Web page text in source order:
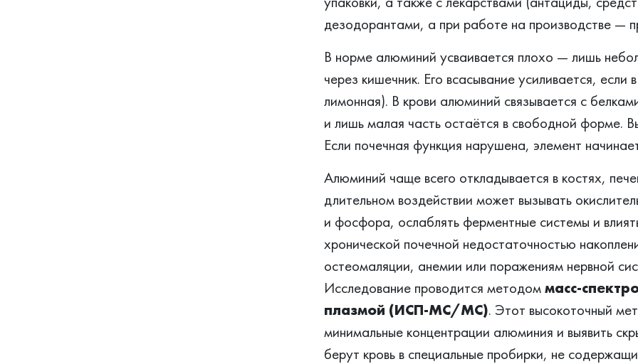
дезодорантами, а при работе на производстве —
В норме алюминий усваивается плохо — лишь
через кишечник. Его всасывание усиливается,
лимонная). В крови алюминий связывается с
и лишь малая часть остаётся в свободной форме.
Если почечная функция нарушена, элемент
Алюминий чаще всего откладывается в костях,
длительном воздействии может вызывать
и фосфора, ослаблять ферментные системы и
хронической почечной недостаточностью
остеомаляции, анемии или поражениям нервной
Исследование проводится методом
плазмой (ИСП‑МС/МС). Этот высокоточный
минимальные концентрации алюминия и выявить
берут кровь в специальные пробирки, не